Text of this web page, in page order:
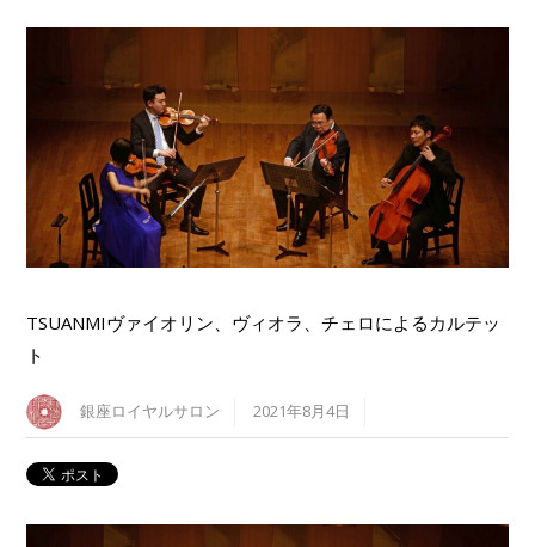
TSUANMIヴァイオリン、ヴィオラ、チェロによるカルテッ
ト
銀座ロイヤルサロン 2021年8月4日